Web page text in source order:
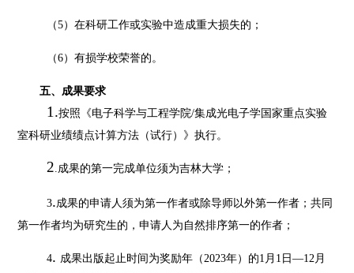
（5）在科研工作或实验中造成重大损失的；
（6）有损学校荣誉的。
五、成果要求
1.按照《电子科学与工程学院/集成光电子学国家重点实验
室科研业绩绩点计算方法（试行）》执行。
2 .成果的第一完成单位须为吉林大学；
3.成果的申请人须为第一作者或除导师以外第一作者；共同
第一作者均为研究生的，申请人为自然排序第一的作者；
4. 成果出版起止时间为奖励年（ 2023年）的1月1日—12月